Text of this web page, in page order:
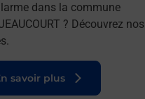
dans la commune
? Découvrez nos
savoir plus